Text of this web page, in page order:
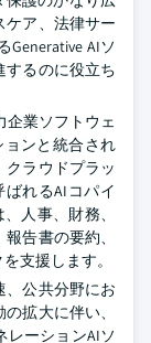
ケア、法律サー
AIソ
するのに役立ち
企業ソフトウェ
ョンと統合され
ラウドプラッ
れるAIコパイ
人事、財務、
告書の要約、
支援します。
、公共分野にお
拡大に伴い、
レーションAIソ